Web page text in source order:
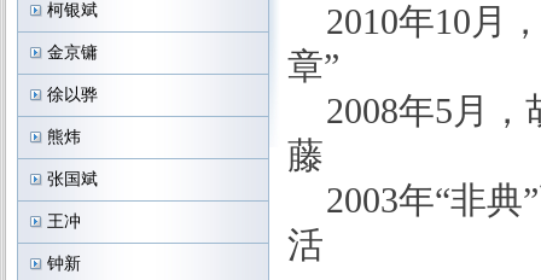
柯银斌
金京镛
徐以骅
熊炜
张国斌
王冲
钟新
2010年10月
章”
2008年5月，
藤
2003年“非典
活